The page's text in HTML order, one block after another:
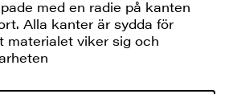
med en radie på kanten
Alla kanter är sydda för
materialet viker sig och